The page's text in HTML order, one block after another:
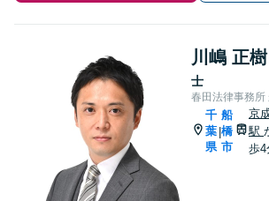
川嶋 正樹
士
春田法律事務所
千
葉
県
船
橋
市
京
駅
歩4